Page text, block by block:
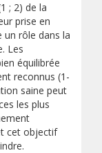
; 2) de la
prise en
un rôle dans la
Les
équilibrée
reconnus (1-
saine peut
les plus
cet objectif